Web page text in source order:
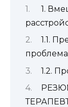
1.
1.1.
проблема
1.2.